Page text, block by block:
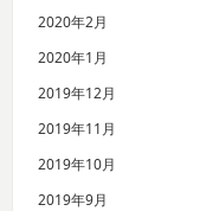
2020年2月
2020年1月
2019年12月
2019年11月
2019年10月
2019年9月